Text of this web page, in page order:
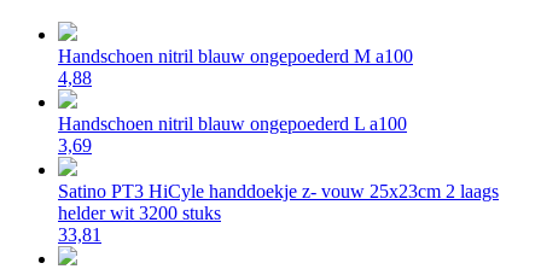
Handschoen nitril blauw ongepoederd M a100
4,88
Handschoen nitril blauw ongepoederd L a100
3,69
Satino PT3 HiCyle handdoekje z- vouw 25x23cm 2 laags
helder wit 3200 stuks
33,81